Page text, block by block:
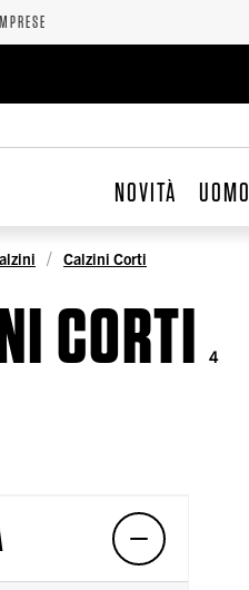
NOVITÀ UOMO
Calzini Corti
CORTI 4